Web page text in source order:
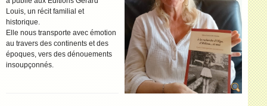
Louis, un récit familial et
historique.
Elle nous transporte avec émotion
au travers des continents et des
époques, vers des dénouements
insoupçonnés.